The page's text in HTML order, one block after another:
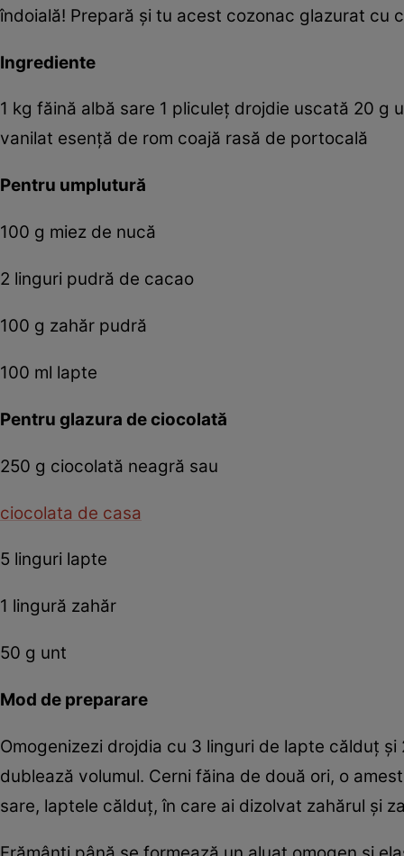
îndoială! Prepară şi tu acest cozonac glazurat cu
Ingrediente
1 kg făină albă sare 1 pliculeţ drojdie uscată 20 g
vanilat esenţă de rom coajă rasă de portocală
Pentru umplutură
100 g miez de nucă
2 linguri pudră de cacao
100 g zahăr pudră
100 ml lapte
Pentru glazura de ciocolată
250 g ciocolată neagră sau
ciocolata de casa
5 linguri lapte
1 lingură zahăr
50 g unt
Mod de preparare
Omogenizezi drojdia cu 3 linguri de lapte călduţ
dublează volumul. Cerni făina de două ori, o
sare, laptele călduţ, în care ai dizolvat zahărul şi